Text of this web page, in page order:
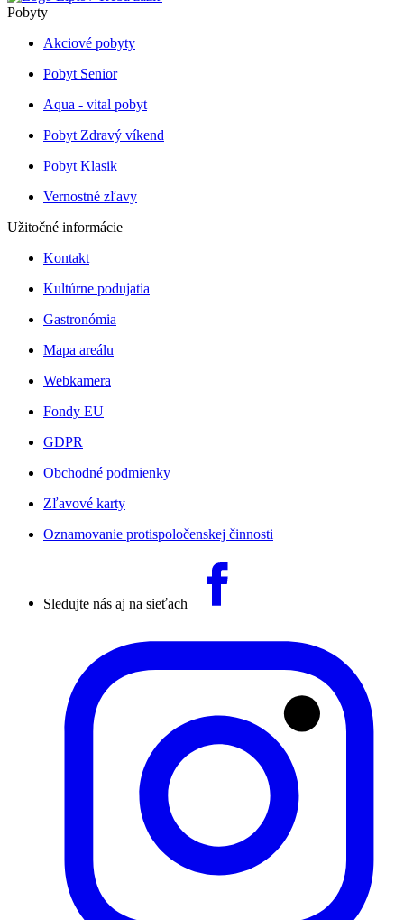
Pobyty
Akciové pobyty
Pobyt Senior
Aqua - vital pobyt
Pobyt Zdravý víkend
Pobyt Klasik
Vernostné zľavy
Užitočné informácie
Kontakt
Kultúrne podujatia
Gastronómia
Mapa areálu
Webkamera
Fondy EU
GDPR
Obchodné podmienky
Zľavové karty
Oznamovanie protispoločenskej činnosti
Sledujte nás aj na sieťach